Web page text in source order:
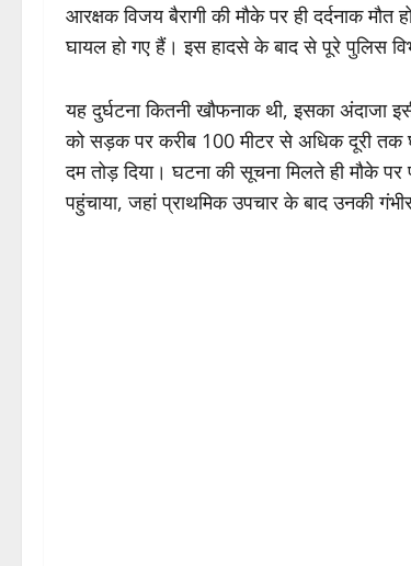
आरक्षक विजय बैरागी की मौके पर ही दर्दनाक
घायल हो गए हैं। इस हादसे के बाद से पूरे पुलिस
यह दुर्घटना कितनी खौफनाक थी, इसका अंदाजा
को सड़क पर करीब 100 मीटर से अधिक दूरी तक
दम तोड़ दिया। घटना की सूचना मिलते ही मौके
पहुंचाया, जहां प्राथमिक उपचार के बाद उनकी